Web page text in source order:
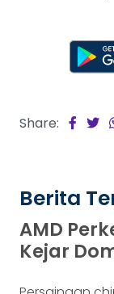
Share:
Berita
AMD
Kejar